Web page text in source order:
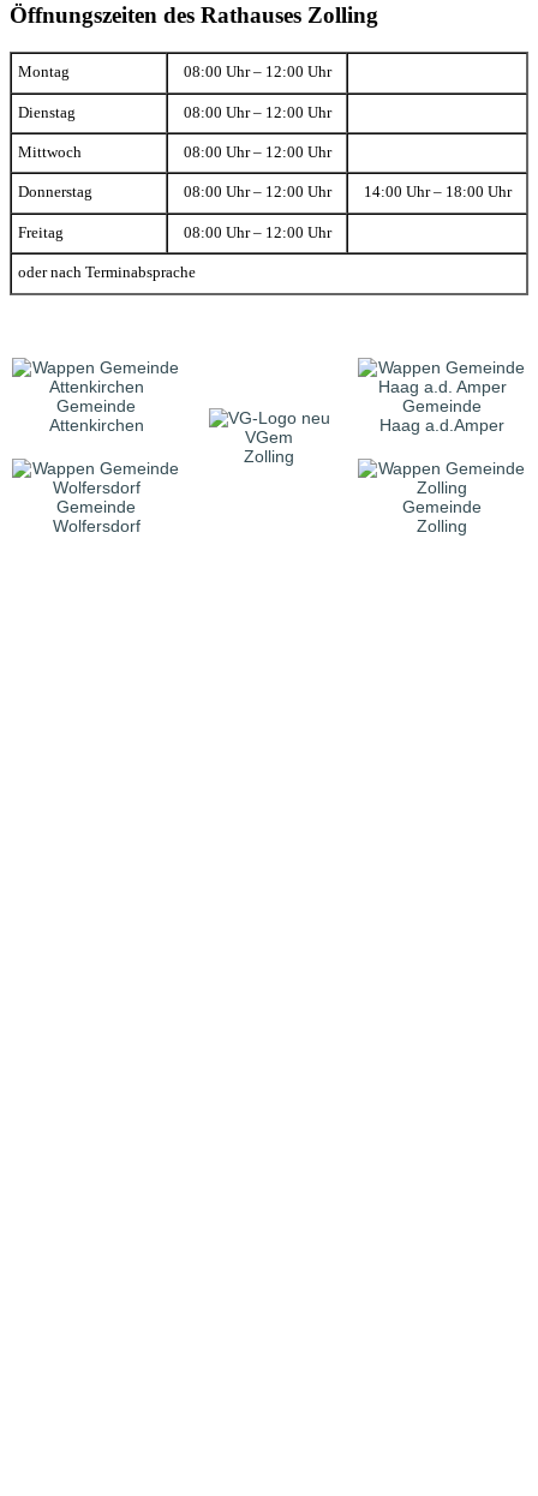
Öffnungszeiten des Rathauses Zolling
Montag 08:00 Uhr – 12:00 Uhr
Dienstag 08:00 Uhr – 12:00 Uhr
Mittwoch 08:00 Uhr – 12:00 Uhr
Donnerstag 08:00 Uhr – 12:00 Uhr 14:00 Uhr – 18:00 Uhr
Freitag 08:00 Uhr – 12:00 Uhr
oder nach Terminabsprache
Gemeinde
Attenkirchen
VGem
Zolling
Gemeinde
Haag a.d.Amper
Gemeinde
Wolfersdorf
Gemeinde
Zolling